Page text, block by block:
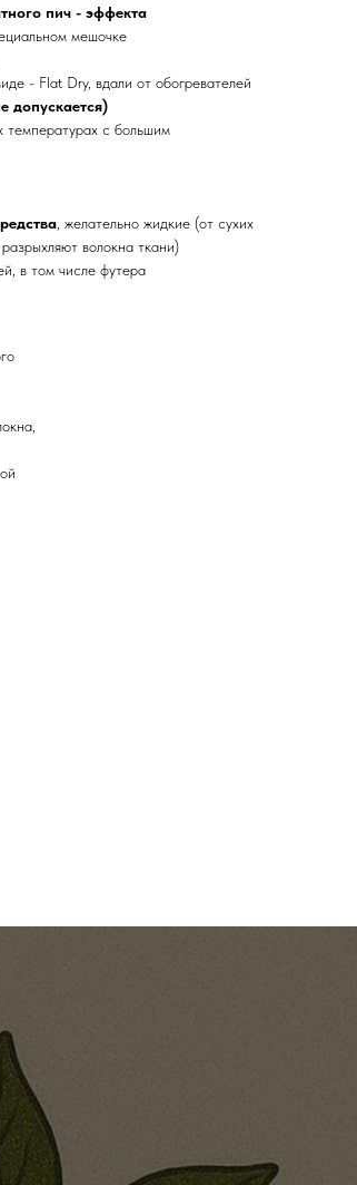
пич - эффекта
мешочке
- Flat Dry, вдали от обогревателей
допускается)
температурах с большим
, желательно жидкие (от сухих
волокна ткани)
в том числе футера